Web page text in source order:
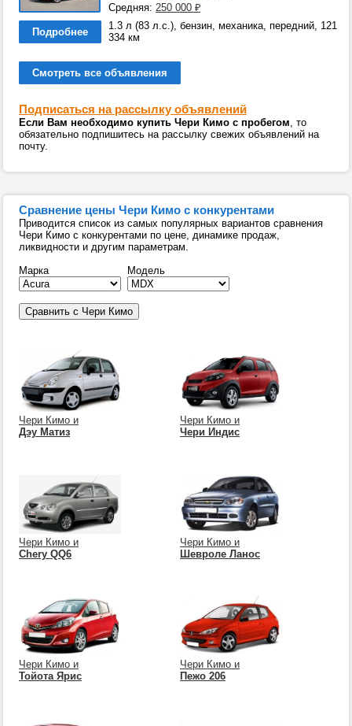
Средняя: 250 000 ₽
Подробнее
1.3 л (83 л.с.), бензин, механика, передний, 121
334 км
Смотреть все объявления
Подписаться на рассылку объявлений
Если Вам необходимо купить Чери Кимо с пробегом, то
обязательно подпишитесь на рассылку свежих объявлений на
почту.
Сравнение цены Чери Кимо с конкурентами
Приводится список из самых популярных вариантов сравнения
Чери Кимо с конкурентами по цене, динамике продаж,
ликвидности и другим параметрам.
Марка
Модель
Чери Кимо и
Дэу Матиз
Чери Кимо и
Чери Индис
Чери Кимо и
Chery QQ6
Чери Кимо и
Шевроле Ланос
Чери Кимо и
Тойота Ярис
Чери Кимо и
Пежо 206